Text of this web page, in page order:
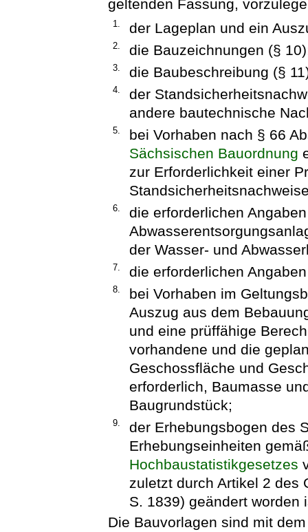
geltenden Fassung,
1. der Lageplan und ein
2. die Bauzeichnungen (§
3. die Baubeschreibung (§
4.
der
andere bautechnische
5.
bei Vorhaben nach § 66
Sächsischen Bauordnung
zur Erforderlichkeit einer
6.
die erforderlichen
der Wasser- und
7. die erforderlichen
8.
bei Vorhaben im
Auszug aus dem
und eine prüffähige
vorhandene und die
Geschossfläche und
erforderlich, Baumasse
Baugrundstück;
9.
der Erhebungsbogen des
Erhebungseinheiten
Hochbaustatistikgesetzes
zuletzt durch Artikel 2 des
S. 1839) geändert worden
Die Bauvorlagen sind mit